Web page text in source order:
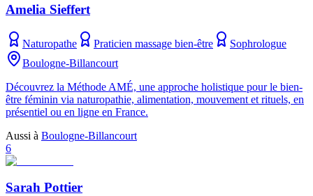
Amelia Sieffert
Naturopathe Praticien massage bien-être
Sophrologue
Boulogne-Billancourt
Découvrez la Méthode AMÉ, une approche holistique pour le bien-
être féminin via naturopathie, alimentation, mouvement et rituels, en
présentiel ou en ligne en France.
Aussi à Boulogne-Billancourt
6
Sarah Pottier